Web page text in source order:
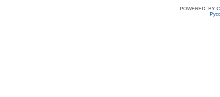
POWERED_BY